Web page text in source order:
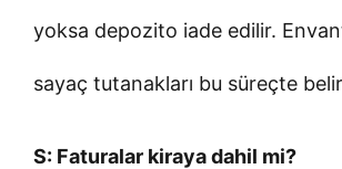
yoksa depozito iade edilir.
sayaç tutanakları bu süreçte
S: Faturalar kiraya dahil mi?